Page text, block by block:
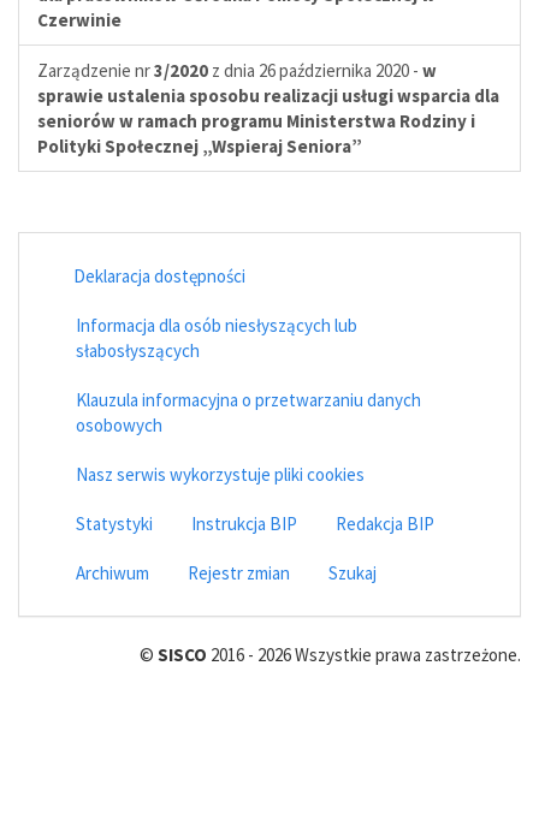
Czerwinie
Zarządzenie nr3/2020 z dnia 26 października 2020 - w
sprawie ustalenia sposobu realizacji usługi wsparcia dla
seniorów w ramach programu Ministerstwa Rodziny i
Polityki Społecznej „Wspieraj Seniora”
Deklaracja dostępności
Informacja dla osób niesłyszących lub
słabosłyszących
Klauzula informacyjna o przetwarzaniu danych
osobowych
Nasz serwis wykorzystuje pliki cookies
Statystyki Instrukcja BIP Redakcja BIP
Archiwum Rejestr zmian Szukaj
© SISCO 2016 - 2026 Wszystkie prawa zastrzeżone.